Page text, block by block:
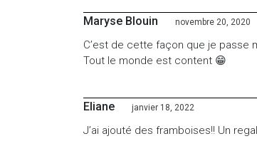
Maryse Blouin novembre 20, 2020
C’est de cette façon que je passe
Tout le monde est content 😁
Eliane janvier 18, 2022
J’ai ajouté des framboises!! Un